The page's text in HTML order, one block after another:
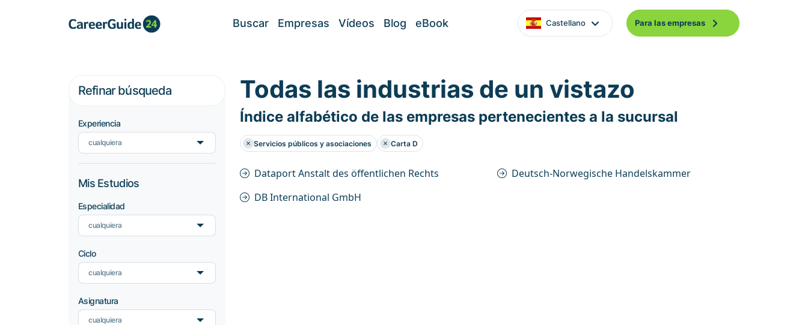
Buscar Empresas Vídeos Blog eBook Castellano Para las empresas
Refinar búsqueda
Experiencia
cualquiera
Mis Estudios
Especialidad
cualquiera
Ciclo
cualquiera
Asignatura
cualquiera
Todas las industrias de un vistazo
Índice alfabético de las empresas pertenecientes a la sucursal
Servicios públicos y asociaciones Carta D
Dataport Anstalt des öffentlichen Rechts
DB International GmbH
Deutsch-Norwegische Handelskammer